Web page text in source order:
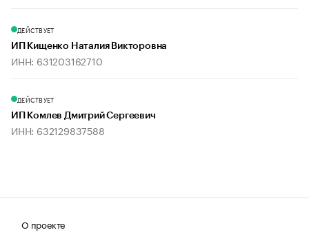
ДЕЙСТВУЕТ
ИП Кищенко Наталия Викторовна
ИНН: 631203162710
ДЕЙСТВУЕТ
ИП Комлев Дмитрий Сергеевич
ИНН: 632129837588
О проекте